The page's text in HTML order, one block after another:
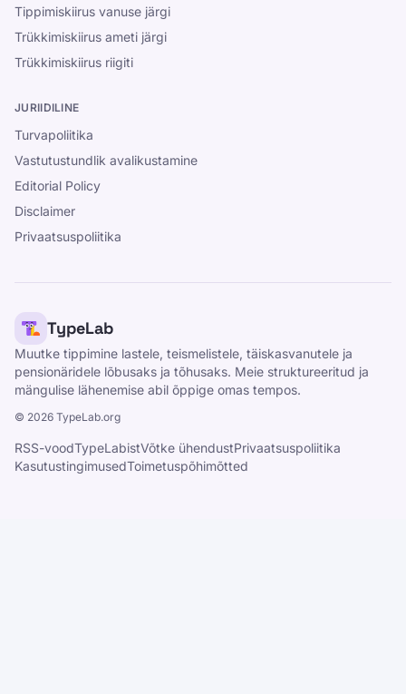
Tippimiskiirus vanuse järgi
Trükkimiskiirus ameti järgi
Trükkimiskiirus riigiti
JURIIDILINE
Turvapoliitika
Vastutustundlik avalikustamine
Editorial Policy
Disclaimer
Privaatsuspoliitika
TypeLab
Muutke tippimine lastele, teismelistele, täiskasvanutele ja
pensionäridele lõbusaks ja tõhusaks. Meie struktureeritud ja
mängulise lähenemise abil õppige omas tempos.
© 2026 TypeLab.org
RSS-voodTypeLabistVõtke ühendustPrivaatsuspoliitika
KasutustingimusedToimetuspõhimõtted